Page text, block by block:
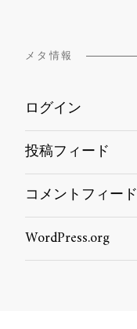
メタ情報
ログイン
投稿フィード
コメントフィード
WordPress.org